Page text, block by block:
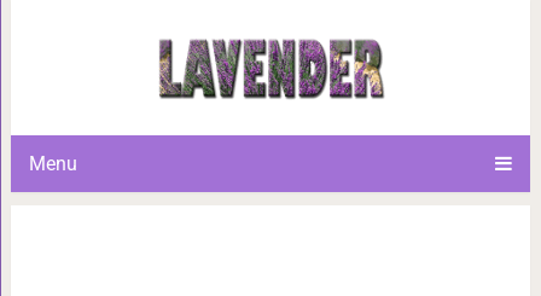
Menu
Готовлю 5 салатов,